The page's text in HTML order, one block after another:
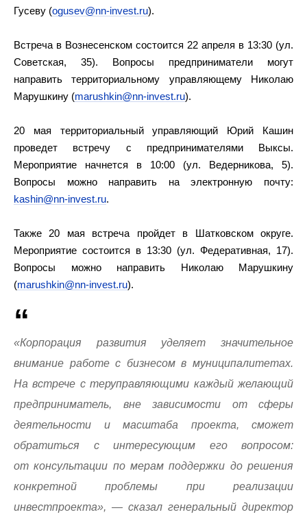
Гусеву (ogusev@nn-invest.ru).
Встреча в Вознесенском состоится 22 апреля в 13:30 (ул.
Советская, 35). Вопросы предприниматели могут
направить территориальному управляющему Николаю
Марушкину (marushkin@nn-invest.ru).
20 мая территориальный управляющий Юрий Кашин
проведет встречу с предпринимателями Выксы.
Мероприятие начнется в 10:00 (ул. Ведерникова, 5).
Вопросы можно направить на электронную почту:
kashin@nn-invest.ru.
Также 20 мая встреча пройдет в Шатковском округе.
Мероприятие состоится в 13:30 (ул. Федеративная, 17).
Вопросы можно направить Николаю Марушкину
(marushkin@nn-invest.ru).
«Корпорация развития уделяет значительное
внимание работе с бизнесом в муниципалитетах.
На встрече с теруправляющими каждый желающий
предприниматель, вне зависимости от сферы
деятельности и масштаба проекта, сможет
обратиться с интересующим его вопросом:
от консультации по мерам поддержки до решения
конкретной проблемы при реализации
инвестпроекта», — сказал генеральный директор